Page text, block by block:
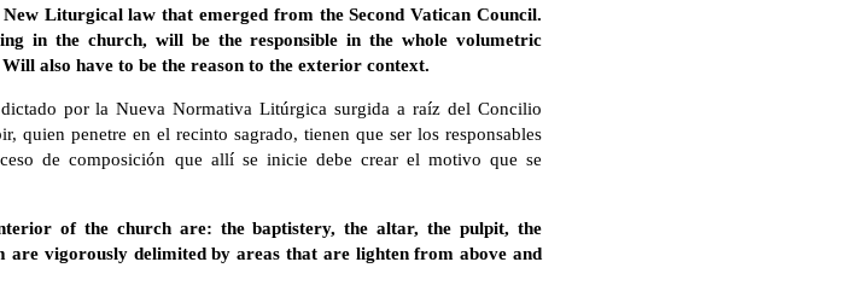
Liturgical law that emerged from the Second Vatican Council.
in the church, will be the responsible in the whole volumetric
also have to be the reason to the exterior context.
por la Nueva Normativa Litúrgica surgida a raíz del Concilio
quien penetre en el recinto sagrado, tienen que ser los responsables
de composición que allí se inicie debe crear el motivo que se
of the church are: the baptistery, the altar, the pulpit, the
are vigorously delimited by areas that are lighten from above and